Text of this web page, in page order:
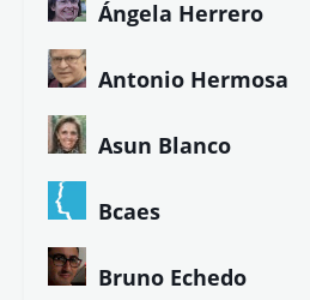
Ángela Herrero
Antonio Hermosa
Asun Blanco
Bcaes
Bruno Echedo